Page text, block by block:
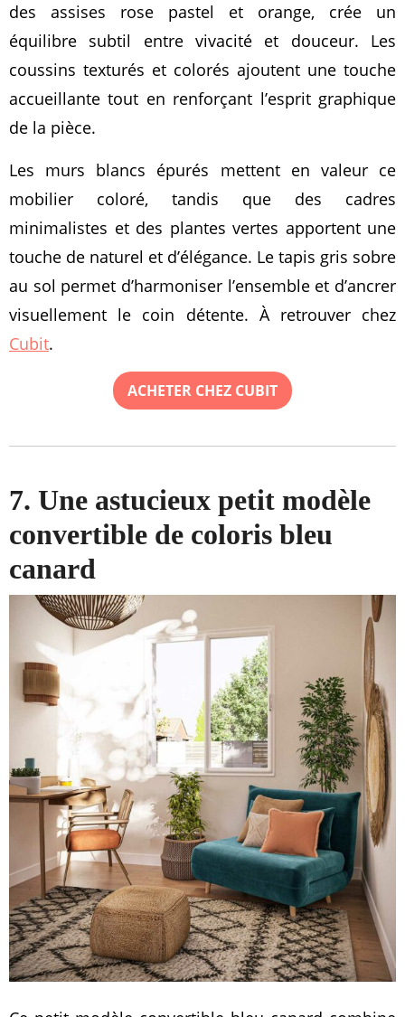
des assises rose pastel et orange, crée un
équilibre subtil entre vivacité et douceur. Les
coussins texturés et colorés ajoutent une touche
accueillante tout en renforçant l’esprit graphique
de la pièce.
Les murs blancs épurés mettent en valeur ce
mobilier coloré, tandis que des cadres
minimalistes et des plantes vertes apportent une
touche de naturel et d’élégance. Le tapis gris sobre
au sol permet d’harmoniser l’ensemble et d’ancrer
visuellement le coin détente. À retrouver chez
Cubit.
ACHETER CHEZ CUBIT
7. Une astucieux petit modèle
convertible de coloris bleu
canard